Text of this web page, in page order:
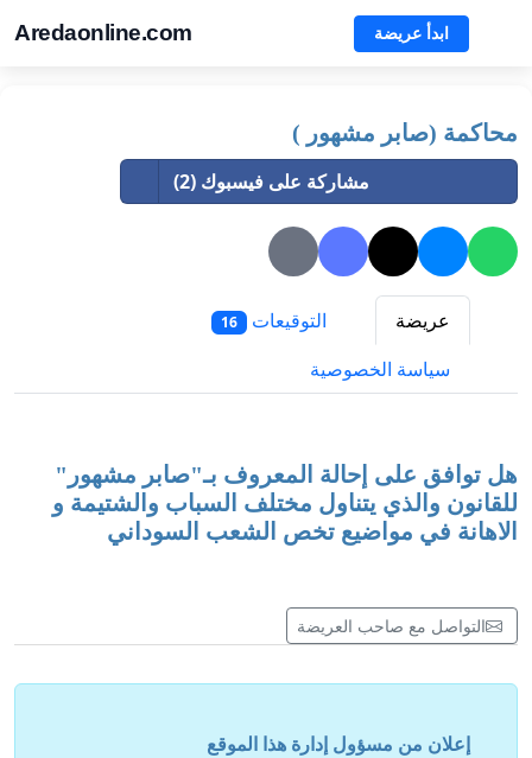
Aredaonline.com ابدأ عريضة
محاكمة (صابر مشهور )
مشاركة على فيسبوك (2)
عريضة التوقيعات 16
سياسة الخصوصية
هل توافق على إحالة المعروف بـ"صابر مشهور"
للقانون والذي يتناول مختلف السباب والشتيمة و
الاهانة في مواضيع تخص الشعب السوداني
التواصل مع صاحب العريضة
إعلان من مسؤول إدارة هذا الموقع